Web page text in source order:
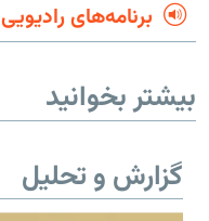
برنامه‌های رادیویی
بیشتر بخوانید
گزارش و تحلیل